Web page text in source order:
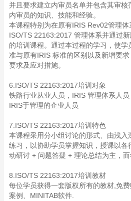
并且要求建立内审员名单并包含其审
内审员的知识、技能和经验。
本课程特别为在原有IRIS Rev02管理
ISO/TS 22163:2017 管理体系并通过
的培训课程。通过本过程的学习，使
准与原有IRIS 标准的区别以及新增要
要求及应对措施。
6.ISO/TS 22163:2017培训对象
铁路行业从业人员，IRIS 管理体系人
IRIS于管理的企业人员
7.ISO/TS 22163:2017培训特色
本课程采用分小组讨论的形式、由浅
练习，以协助学员掌握知识，授课以各
动研讨 + 问题答疑 + 理论总结为主，而
8.ISO/TS 22163:2017培训教材
每位学员获得一套版权所有的教材,免费
案例、MINITAB软件.